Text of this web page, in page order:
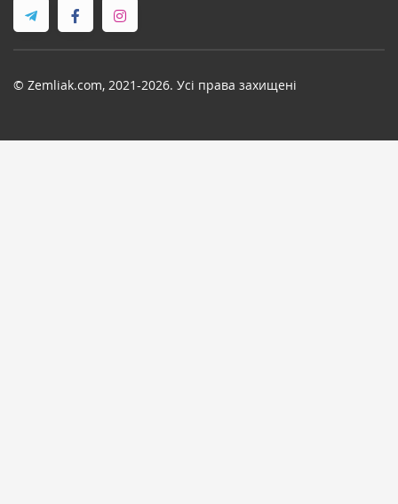
© Zemliak.com, 2021-2026. Усі права захищені